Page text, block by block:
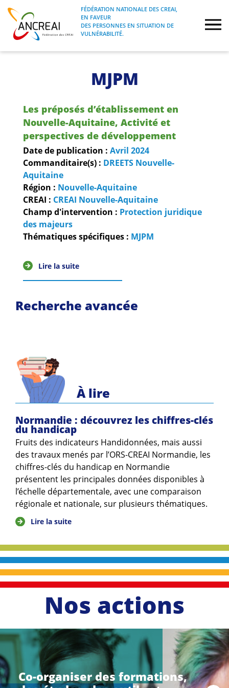
Skip
content
ANCREAI
FÉDÉRATION NATIONALE DES CREAI, EN
FAVEUR DES PERSONNES EN SITUATION
FÉDÉRATION NATIONALE DES CREAI,
EN FAVEUR
DES PERSONNES EN SITUATION DE
VULNÉRABILITÉ.
Journées nationales
Formations
Projets Fédéraux
Espace emploi
Guides et outils
Actualités
MJPM
Les préposés d’établissement en
Nouvelle-Aquitaine, Activité et
perspectives de développement
Date de publication : Avril 2024
Commanditaire(s) : DREETS Nouvelle-
Aquitaine
Région : Nouvelle-Aquitaine
CREAI : CREAI Nouvelle-Aquitaine
Champ d'intervention : Protection juridique
des majeurs
Thématiques spécifiques : MJPM
Lire la suite
Recherche avancée
À lire
Normandie : découvrez les chiffres-clés
du handicap
Fruits des indicateurs Handidonnées, mais aussi
des travaux menés par l’ORS-CREAI Normandie, les
chiffres-clés du handicap en Normandie
présentent les principales données disponibles à
l’échelle départementale, avec une comparaison
régionale et nationale, sur plusieurs thématiques.
Lire la suite
Nos actions
Co-organiser des formations,
li
r
e